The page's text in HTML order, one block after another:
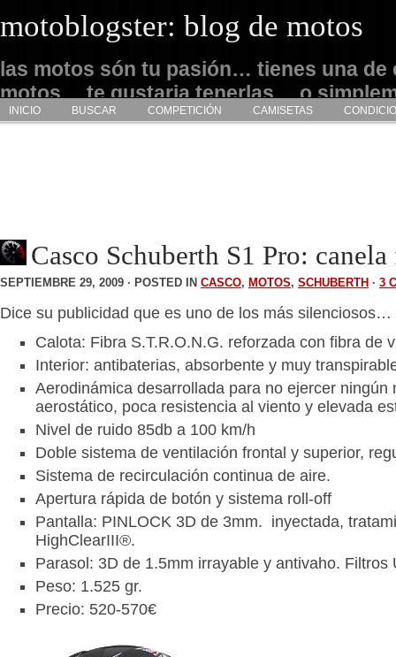
motoblogster: blog de motos
las motos són tu pasión… tienes una de
motos… te gustaria tenerlas… o
admirarlas… este es tu sitio
INICIO BUSCAR COMPETICIÓN CAMISETAS
Casco Schuberth S1 Pro:
SEPTIEMBRE 29, 2009 · POSTED IN CASCO, MOTOS, SCHUBERTH · 3
Dice su publicidad que es uno de los más silenciosos…
Calota: Fibra S.T.R.O.N.G. reforzada con fibra de
Interior: antibaterias, absorbente y muy
Aerodinámica desarrollada para no ejercer ningún
aerostático, poca resistencia al viento y elevada
Nivel de ruido 85db a 100 km/h
Doble sistema de ventilación frontal y superior,
Sistema de recirculación continua de aire.
Apertura rápida de botón y sistema roll-off
Pantalla: PINLOCK 3D de 3mm. inyectada,
HighClearIII®.
Parasol: 3D de 1.5mm irrayable y antivaho. Filtros
Peso: 1.525 gr.
Precio: 520-570€